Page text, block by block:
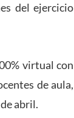
del ejercicio
virtual con
de aula,
abril.